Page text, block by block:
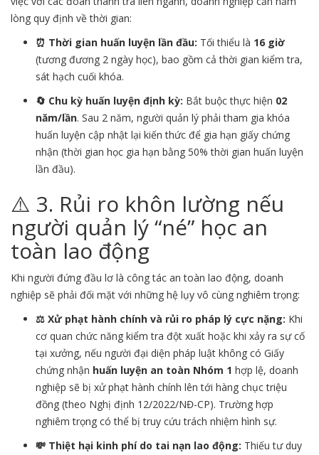
lòng quy định về thời gian:
⏰ Thời gian huấn luyện lần đầu: Tối thiểu là 16 giờ
(tương đương 2 ngày học), bao gồm cả thời gian kiểm tra,
sát hạch cuối khóa.
🔄 Chu kỳ huấn luyện định kỳ: Bắt buộc thực hiện 02
năm/lần. Sau 2 năm, người quản lý phải tham gia khóa
huấn luyện cập nhật lại kiến thức để gia hạn giấy chứng
nhận (thời gian học gia hạn bằng 50% thời gian huấn luyện
lần đầu).
⚠️ 3. Rủi ro khôn lường nếu
người quản lý “né” học an
toàn lao động
Khi người đứng đầu lơ là công tác an toàn lao động, doanh
nghiệp sẽ phải đối mặt với những hệ lụy vô cùng nghiêm trọng:
⚖️ Xử phạt hành chính và rủi ro pháp lý cực nặng: Khi
cơ quan chức năng kiểm tra đột xuất hoặc khi xảy ra sự cố
tại xưởng, nếu người đại diện pháp luật không có Giấy
chứng nhận huấn luyện an toàn Nhóm 1 hợp lệ, doanh
nghiệp sẽ bị xử phạt hành chính lên tới hàng chục triệu
đồng (theo Nghị định 12/2022/NĐ-CP). Trường hợp
nghiêm trọng có thể bị truy cứu trách nhiệm hình sự.
💸 Thiệt hại kinh phí do tai nạn lao động: Thiếu tư duy